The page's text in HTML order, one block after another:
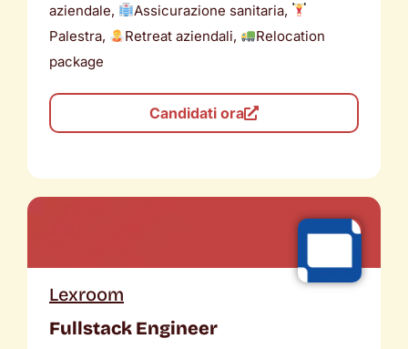
aziendale,
Assicurazione sanitaria,
Palestra,
Retreat aziendali,
Relocation
package
Candidati ora
Lexroom
Fullstack Engineer